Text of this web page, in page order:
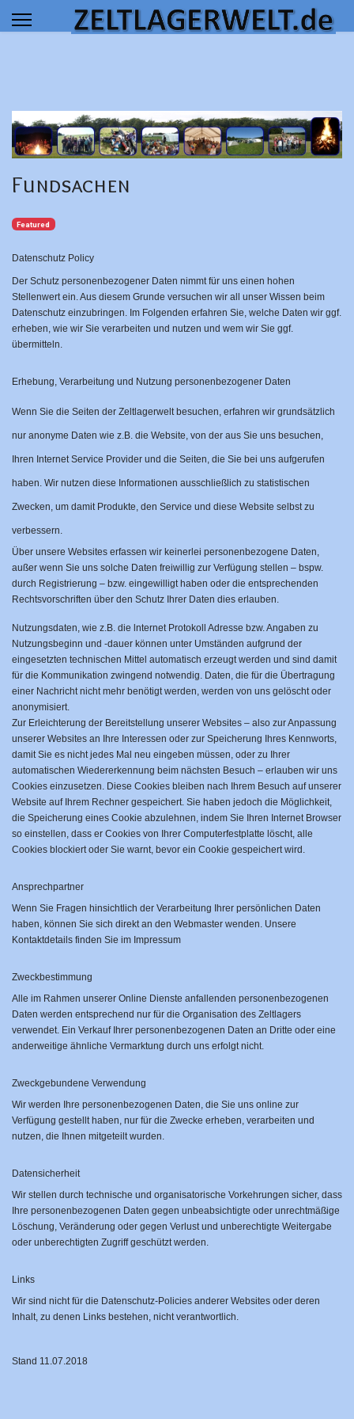
Fundsachen
Featured
Datenschutz Policy
Der Schutz personenbezogener Daten nimmt für uns einen hohen
Stellenwert ein. Aus diesem Grunde versuchen wir all unser Wissen beim
Datenschutz einzubringen. Im Folgenden erfahren Sie, welche Daten wir ggf.
erheben, wie wir Sie verarbeiten und nutzen und wem wir Sie ggf.
übermitteln.
Erhebung, Verarbeitung und Nutzung personenbezogener Daten
Wenn Sie die Seiten der Zeltlagerwelt besuchen, erfahren wir grundsätzlich
nur anonyme Daten wie z.B. die Website, von der aus Sie uns besuchen,
Ihren Internet Service Provider und die Seiten, die Sie bei uns aufgerufen
haben. Wir nutzen diese Informationen ausschließlich zu statistischen
Zwecken, um damit Produkte, den Service und diese Website selbst zu
verbessern.
Über unsere Websites erfassen wir keinerlei personenbezogene Daten,
außer wenn Sie uns solche Daten freiwillig zur Verfügung stellen – bspw.
durch Registrierung – bzw. eingewilligt haben oder die entsprechenden
Rechtsvorschriften über den Schutz Ihrer Daten dies erlauben.
Nutzungsdaten, wie z.B. die lnternet Protokoll Adresse bzw. Angaben zu
Nutzungsbeginn und -dauer können unter Umständen aufgrund der
eingesetzten technischen Mittel automatisch erzeugt werden und sind damit
für die Kommunikation zwingend notwendig. Daten, die für die Übertragung
einer Nachricht nicht mehr benötigt werden, werden von uns gelöscht oder
anonymisiert.
Zur Erleichterung der Bereitstellung unserer Websites – also zur Anpassung
unserer Websites an Ihre Interessen oder zur Speicherung Ihres Kennworts,
damit Sie es nicht jedes Mal neu eingeben müssen, oder zu Ihrer
automatischen Wiedererkennung beim nächsten Besuch – erlauben wir uns
Cookies einzusetzen. Diese Cookies bleiben nach Ihrem Besuch auf unserer
Website auf Ihrem Rechner gespeichert. Sie haben jedoch die Möglichkeit,
die Speicherung eines Cookie abzulehnen, indem Sie Ihren Internet Browser
so einstellen, dass er Cookies von Ihrer Computerfestplatte löscht, alle
Cookies blockiert oder Sie warnt, bevor ein Cookie gespeichert wird.
Ansprechpartner
Wenn Sie Fragen hinsichtlich der Verarbeitung Ihrer persönlichen Daten
haben, können Sie sich direkt an den Webmaster wenden. Unsere
Kontaktdetails finden Sie im Impressum
Zweckbestimmung
Alle im Rahmen unserer Online Dienste anfallenden personenbezogenen
Daten werden entsprechend nur für die Organisation des Zeltlagers
verwendet. Ein Verkauf Ihrer personenbezogenen Daten an Dritte oder eine
anderweitige ähnliche Vermarktung durch uns erfolgt nicht.
Zweckgebundene Verwendung
Wir werden Ihre personenbezogenen Daten, die Sie uns online zur
Verfügung gestellt haben, nur für die Zwecke erheben, verarbeiten und
nutzen, die Ihnen mitgeteilt wurden.
Datensicherheit
Wir stellen durch technische und organisatorische Vorkehrungen sicher, dass
Ihre personenbezogenen Daten gegen unbeabsichtigte oder unrechtmäßige
Löschung, Veränderung oder gegen Verlust und unberechtigte Weitergabe
oder unberechtigten Zugriff geschützt werden.
Links
Wir sind nicht für die Datenschutz-Policies anderer Websites oder deren
Inhalt, zu denen Links bestehen, nicht verantwortlich.
Stand 11.07.2018